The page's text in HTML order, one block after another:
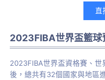
直
2023FIBA世界盃籃球
2023FIBA世界盃資格賽、
後，總共有32個國家與地區